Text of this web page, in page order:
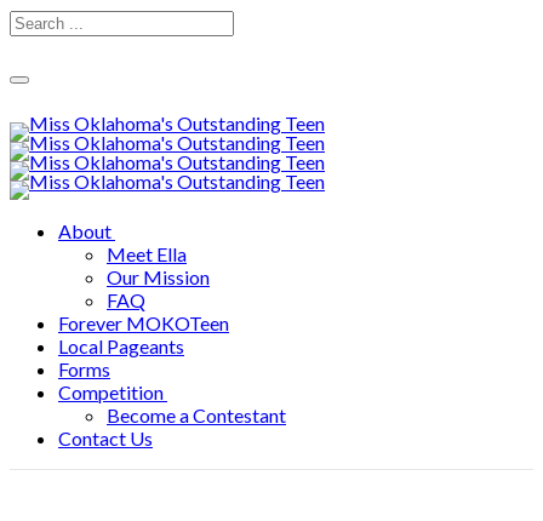
Toggle
About
Meet Ella
Our Mission
FAQ
Forever MOKOTeen
Local Pageants
Forms
Competition
Become a Contestant
Contact Us